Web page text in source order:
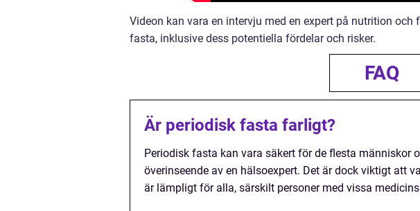
Videon kan vara en intervju med en expert på nutrition
fasta, inklusive dess potentiella fördelar och risker.
FAQ
Är periodisk fasta farligt?
Periodisk fasta kan vara säkert för de flesta människor
överinseende av en hälsoexpert. Det är dock viktigt att
är lämpligt för alla, särskilt personer med vissa